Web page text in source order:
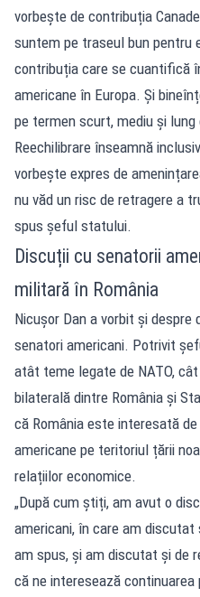
vorbește de contribuția
suntem pe traseul bun pentru
contribuția care se cuantifică
americane în Europa. Și
pe termen scurt, mediu și
Reechilibrare înseamnă
vorbește expres de
nu văd un risc de retragere a
spus șeful statului.
Discuții cu senatorii
militară în România
Nicușor Dan a vorbit și
senatori americani. Potrivit
atât teme legate de NATO,
bilaterală dintre România și
că România este interesată
americane pe teritoriul țării
relațiilor economice.
„După cum știți, am avut o
americani, în care am discutat
am spus, și am discutat și de
că ne interesează